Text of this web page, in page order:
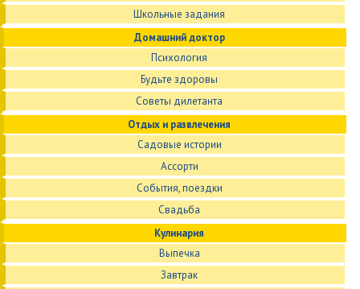
Школьные задания
Домашний доктор
Психология
Будьте здоровы
Советы дилетанта
Отдых и развлечения
Садовые истории
Ассорти
События, поездки
Свадьба
Кулинария
Выпечка
Завтрак